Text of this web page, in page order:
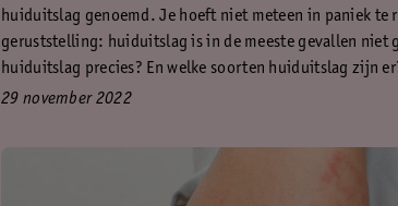
huiduitslag genoemd. Je hoeft niet meteen in paniek te
geruststelling: huiduitslag is in de meeste gevallen niet
huiduitslag precies? En welke soorten huiduitslag zijn
29 november 2022